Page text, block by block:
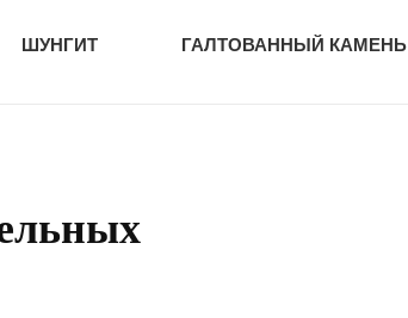
ШУНГИТ ГАЛТОВАННЫЙ КАМЕНЬ